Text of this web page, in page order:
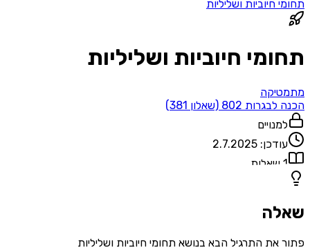
תחומי חיוביות ושליליות
תחומי חיוביות ושליליות
מתמטיקה
הכנה לבגרות 802 (שאלון 381)
למנויים
עודכן: 2.7.2025
1 שאלות
שאלה
פתור את התרגיל הבא בנושא תחומי חיוביות ושליליות